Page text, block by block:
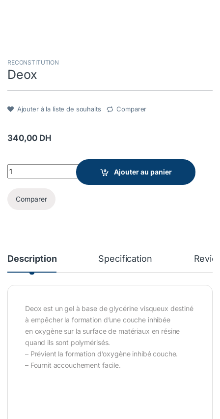
RECONSTITUTION
Deox
Ajouter à la liste de souhaits Comparer
340,00 DH
Deox quantity
Ajouter au panier
Comparer
Description Specification
Deox est un gel à base de glycérine visqueux destiné
à empêcher la formation d’une couche inhibée
en oxygène sur la surface de matériaux en résine
quand ils sont polymérisés.
– Prévient la formation d’oxygène inhibé couche.
– Fournit accouchement facile.